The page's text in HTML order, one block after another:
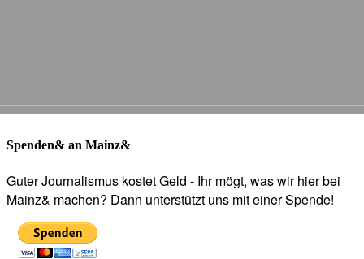
Spenden& an Mainz&
Guter Journalismus kostet Geld - Ihr mögt, was wir hier bei
Mainz& machen? Dann unterstützt uns mit einer Spende!